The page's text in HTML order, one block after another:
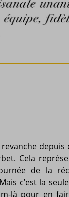
revanche
Cela
de la
c’est la
là pour en